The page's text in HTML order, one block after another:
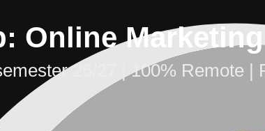
Online
26/27 | 100% Remote |